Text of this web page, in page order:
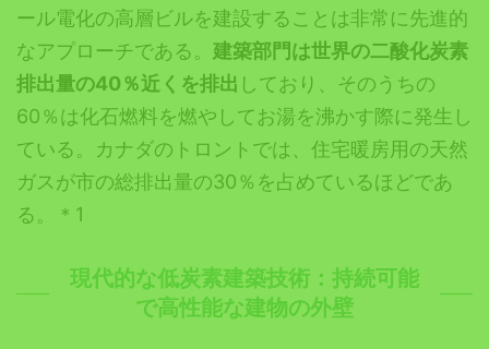
ール電化の高層ビルを建設することは非常に先進的
なアプローチである。 建築部門は世界の二酸化炭素
排出量の40％近くを排出 しており、そのうちの
60％は化石燃料を燃やしてお湯を沸かす際に発生し
ている。カナダのトロントでは、住宅暖房用の天然
ガスが市の総排出量の30％を占めているほどであ
る。＊1
現代的な低炭素建築技術：持続可能
で高性能な建物の外壁